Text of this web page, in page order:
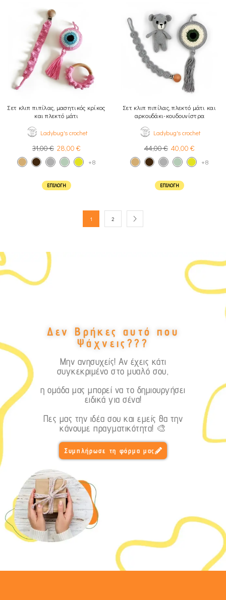
Σετ κλιπ πιπίλας, μασητικός κρίκος
και πλεκτό μάτι
Ladybug's crochet
31,00€ 28,00 €
+8
ΕΠΙΛΟΓΉ
Σετ κλιπ πιπίλας, πλεκτό μάτι και
αρκουδάκι-κουδουνίστρα
Ladybug's crochet
44,00€ 40,00 €
+8
ΕΠΙΛΟΓΉ
1 2
Δεν Βρήκες αυτό που
Ψάχνεις???
Μην ανησυχείς! Αν έχεις κάτι
συγκεκριμένο στο μυαλό σου,
η ομάδα μας μπορεί να το δημιουργήσει
ειδικά για σένα!
Πες μας την ιδέα σου και εμείς θα την
κάνουμε πραγματικότητα! 🎨
Συμπλήρωσε τη φόρμα μας